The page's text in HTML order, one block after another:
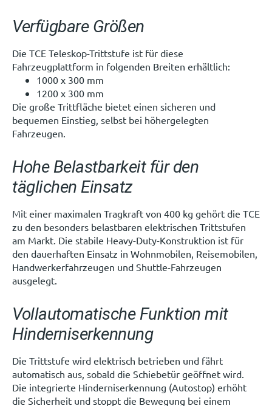
Verfügbare Größen
Die TCE Teleskop-Trittstufe ist für diese
Fahrzeugplattform in folgenden Breiten erhältlich:
1000 x 300 mm
1200 x 300 mm
Die große Trittfläche bietet einen sicheren und
bequemen Einstieg, selbst bei höhergelegten
Fahrzeugen.
Hohe Belastbarkeit für den
täglichen Einsatz
Mit einer maximalen Tragkraft von 400 kg gehört die TCE
zu den besonders belastbaren elektrischen Trittstufen
am Markt. Die stabile Heavy-Duty-Konstruktion ist für
den dauerhaften Einsatz in Wohnmobilen, Reisemobilen,
Handwerkerfahrzeugen und Shuttle-Fahrzeugen
ausgelegt.
Vollautomatische Funktion mit
Hinderniserkennung
Die Trittstufe wird elektrisch betrieben und fährt
automatisch aus, sobald die Schiebetür geöffnet wird.
Die integrierte Hinderniserkennung (Autostop) erhöht
die Sicherheit und stoppt die Bewegung bei einem